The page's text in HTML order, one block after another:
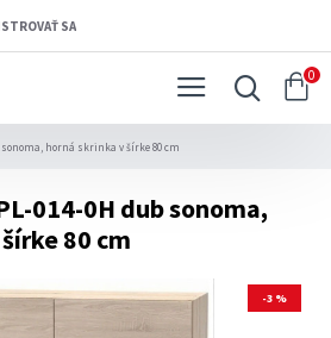
SA
0
sonoma, horná skrinka v šírke 80 cm
014-0H dub sonoma,
80 cm
-3 %